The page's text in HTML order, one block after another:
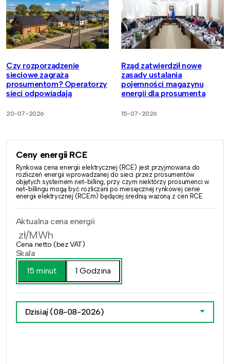
Czy rozporządzenie
sieciowe zagraża
prosumentom? Operatorzy
sieci odpowiadają
20-07-2026
Rząd zatwierdził nowe
zasady ustalania
pojemności magazynu
energii dla prosumenta
15-07-2026
Ceny energii RCE
Rynkowa cena energii elektrycznej (RCE) jest przyjmowana do
rozliczeń energii wprowadzanej do sieci przez prosumentów
objętych systemem net-billing, przy czym niektórzy prosumenci w
net-billingu mogą być rozliczani po miesięcznej rynkowej cenie
energii elektrycznej (RCEm) będącej średnią ważoną z cen RCE.
Aktualna cena energii
zł/MWh
Cena netto (bez VAT)
Skala
15 minut
1 Godzina
Dzisiaj (08-08-2026)